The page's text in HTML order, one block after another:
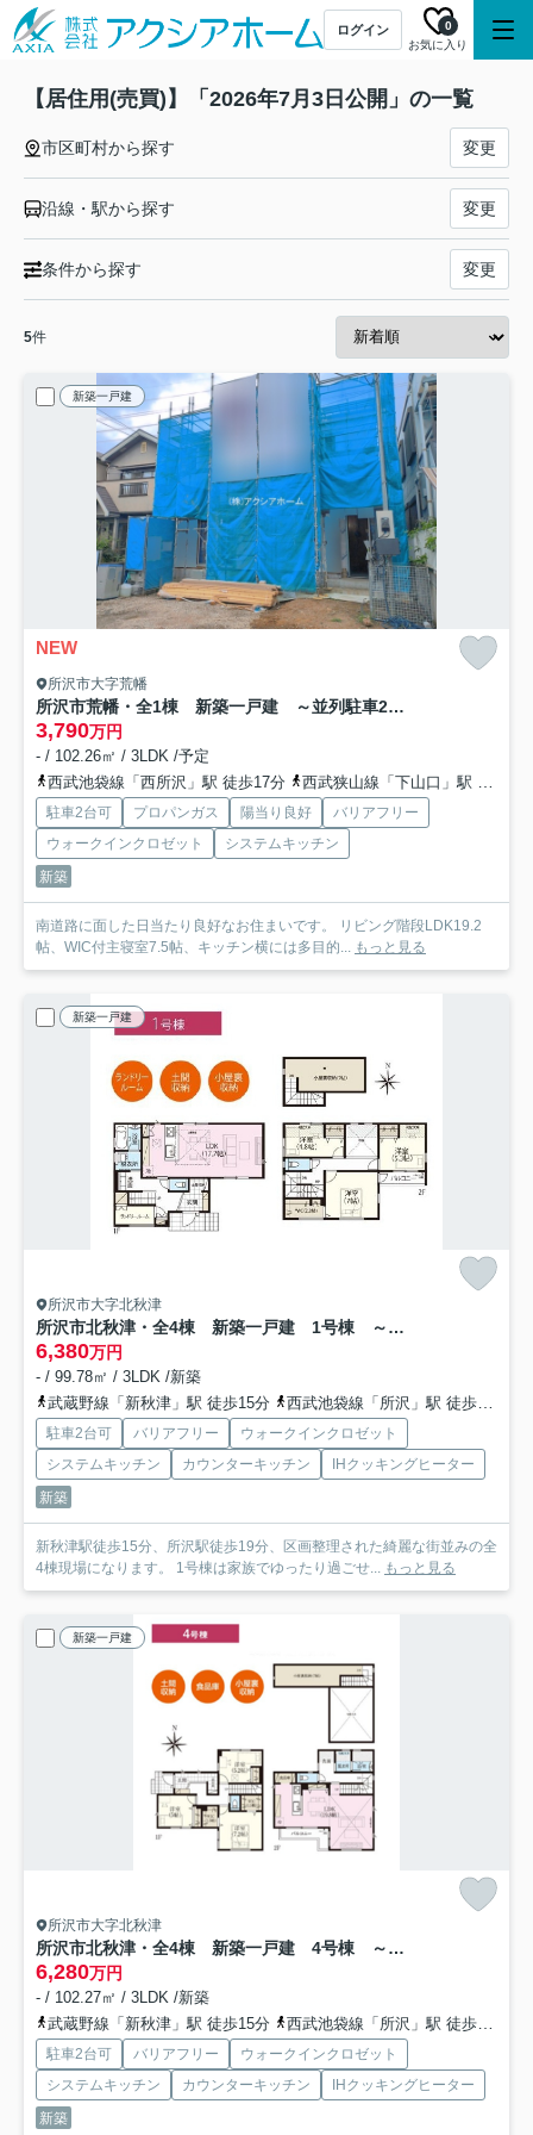
ログイン
お気に入り
0
【居住用(売買)】「2026年7月3日公開」の一覧
市区町村から探す 変更
沿線・駅から探す 変更
条件から探す 変更
5件
新築一戸建
NEW
所沢市大字荒幡
所沢市荒幡・全1棟 新築一戸建 ～並列駐車2台可～
3,790万円
- / 102.26㎡ / 3LDK /予定
西武池袋線「西所沢」駅 徒歩17分
西武狭山線「下山口」駅 徒歩18分
駐車2台可 プロパンガス 陽当り良好
バリアフリー
ウォークインクロゼット
システムキッチン
新築
南道路に面した日当たり良好なお住まいです。 リビング階段LDK19.2
帖、WIC付主寝室7.5帖、キッチン横には多目的... もっと見る
新築一戸建
所沢市大字北秋津
所沢市北秋津・全4棟 新築一戸建 1号棟 ～全館空調搭載～
6,380万円
- / 99.78㎡ / 3LDK /新築
武蔵野線「新秋津」駅 徒歩15分
西武池袋線「所沢」駅 徒歩19分
駐車2台可 バリアフリー
ウォークインクロゼット
システムキッチン
カウンターキッチン
IHクッキングヒーター
新築
新秋津駅徒歩15分、所沢駅徒歩19分、区画整理された綺麗な街並みの全
4棟現場になります。 1号棟は家族でゆったり過ごせ... もっと見る
新築一戸建
所沢市大字北秋津
所沢市北秋津・全4棟 新築一戸建 4号棟 ～全館空調搭載～
6,280万円
- / 102.27㎡ / 3LDK /新築
武蔵野線「新秋津」駅 徒歩15分
西武池袋線「所沢」駅 徒歩19分
駐車2台可 バリアフリー
ウォークインクロゼット
システムキッチン
カウンターキッチン
IHクッキングヒーター
新築